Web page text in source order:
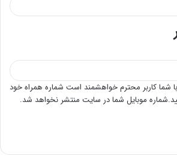
با شما کاربر محترم خواهشمند است شماره همراه خود
موبایل شما در سایت منتشر نخواهد شد.